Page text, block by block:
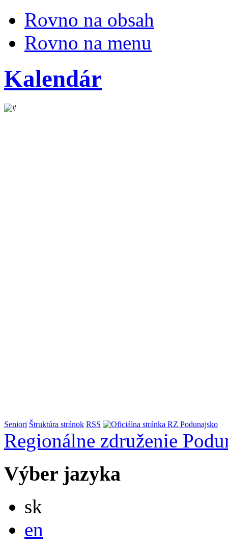
Rovno na obsah
Rovno na menu
Kalendár
Seniori Štruktúra stránok RSS
Regionálne združenie
Výber jazyka
sk
en